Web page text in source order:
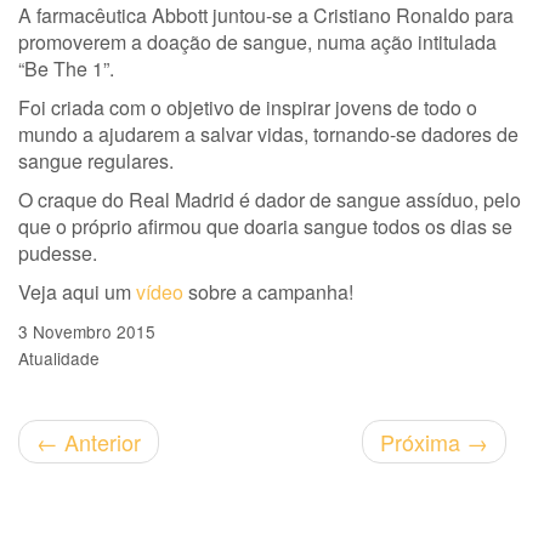
A farmacêutica Abbott juntou-se a Cristiano Ronaldo para
promoverem a doação de sangue, numa ação intitulada
“Be The 1”.
Foi criada com o objetivo de inspirar jovens de todo o
mundo a ajudarem a salvar vidas, tornando-se dadores de
sangue regulares.
O craque do Real Madrid é dador de sangue assíduo, pelo
que o próprio afirmou que doaria sangue todos os dias se
pudesse.
Veja aqui umvídeo sobre a campanha!
3 Novembro 2015
Atualidade
← Anterior Próxima →